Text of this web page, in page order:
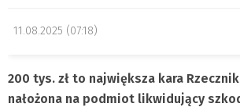
11.08.2025 (07:18)
200 tys. zł to największa kara
nałożona na podmiot likwidujący